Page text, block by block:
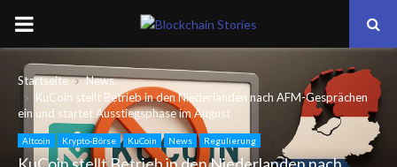
PRIMARY
MENU
Startseite
News
KuCoin stellt Betrieb in den Niederlanden nach AFM-Gesprächen
ein und startet Ausstiegsphase im August
Altcoin Krypto-Börse KuCoin News Regulierung